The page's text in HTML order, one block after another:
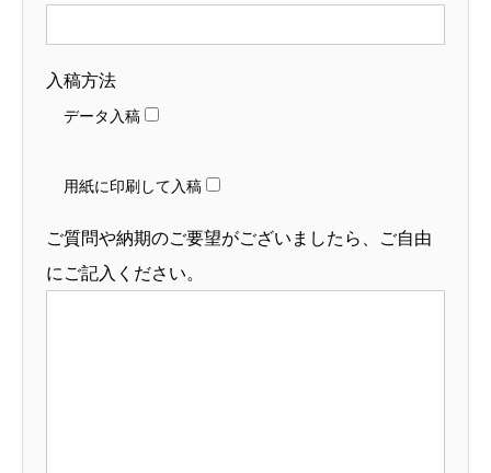
入稿方法
データ入稿
用紙に印刷して入稿
ご質問や納期のご要望がございましたら、ご自由
にご記入ください。